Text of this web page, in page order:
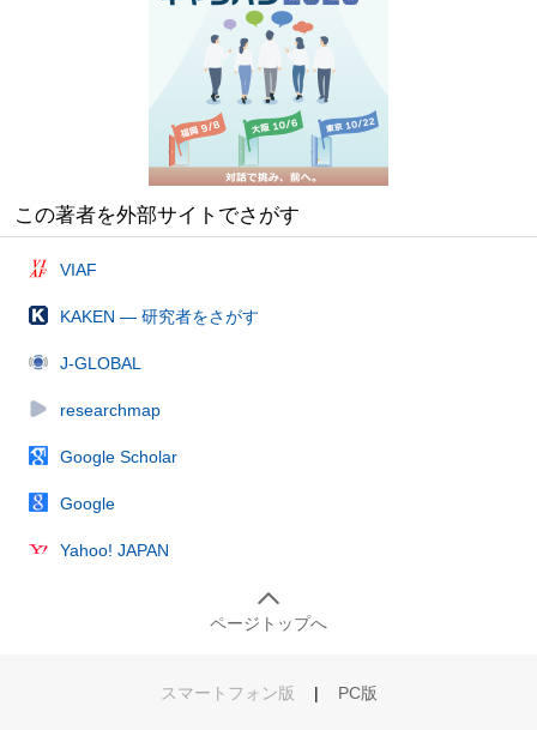
この著者を外部サイトでさがす
VIAF
KAKEN — 研究者をさがす
J-GLOBAL
researchmap
Google Scholar
Google
Yahoo! JAPAN
ページトップへ
スマートフォン版 | PC版